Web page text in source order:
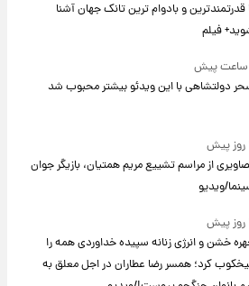
قدرتمندترین و بادوام ترین تانک جهان آشنا
فیلم
دولتشاهی با این ویدئو بیشتر محبوب شد
از مراسم تشییع مریم همتیان، بازیگر جوان
ویدیو
خشن و انرژی زنانه سپیده خداوردی همه را
کرد؛ همسر رضا عطاران در اجل معلق به